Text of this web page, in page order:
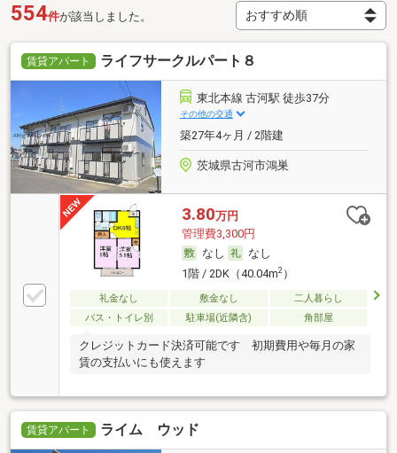
554件が該当しました。
賃貸アパート ライフサークルパート８
東北本線 古河駅 徒歩37分
その他の交通
築27年4ヶ月 / 2階建
茨城県古河市鴻巣
3.80万円
管理費3,300円
なし
なし
1階 / 2DK（40.04m2）
礼金なし 敷金なし
二人暮らし
バス・トイレ別
駐車場(近隣含) 角部屋
クレジットカード決済可能です 初期費用や毎月の家
賃の支払いにも使えます
賃貸アパート ライム ウッド